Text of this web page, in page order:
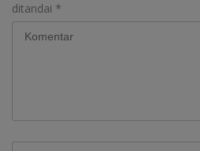
ditandai *